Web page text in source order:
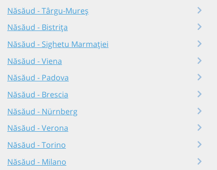
Năsăud - Târgu-Mureș
Năsăud - Bistrița
Năsăud - Sighetu Marmației
Năsăud - Viena
Năsăud - Padova
Năsăud - Brescia
Năsăud - Nürnberg
Năsăud - Verona
Năsăud - Torino
Năsăud - Milano